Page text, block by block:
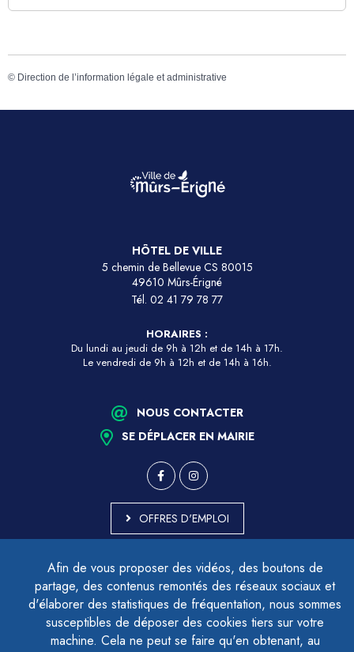
Afin de vous proposer des vidéos, des boutons de
partage, des contenus remontés des réseaux sociaux et
d'élaborer des statistiques de fréquentation, nous sommes
susceptibles de déposer des cookies tiers sur votre
machine. Cela ne peut se faire qu'en obtenant, au
© Direction de l’information légale et administrative
HÔTEL DE VILLE
5 chemin de Bellevue CS 80015
49610 Mûrs-Érigné
Tél. 02 41 79 78 77
HORAIRES :
Du lundi au jeudi de 9h à 12h et de 14h à 17h.
Le vendredi de 9h à 12h et de 14h à 16h.
NOUS CONTACTER
SE DÉPLACER EN MAIRIE
OFFRES D'EMPLOI
ACCESSIBILITÉ - PARTIELLEMENT CONFORME
PLAN DU SITE
MENTIONS LÉGALES
CONTACTER LE DÉLÉGUÉ À LA PROTECTION DES DONNÉES
GESTION DES COOKIES